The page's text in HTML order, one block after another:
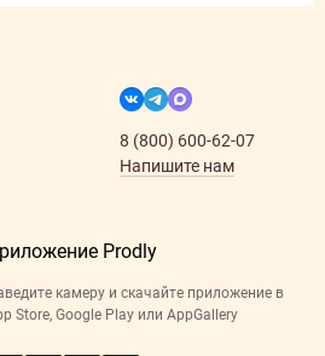
8 (800) 600-62-07
Напишите нам
Prodly
камеру и скачайте приложение в
Store, Google Play или AppGallery